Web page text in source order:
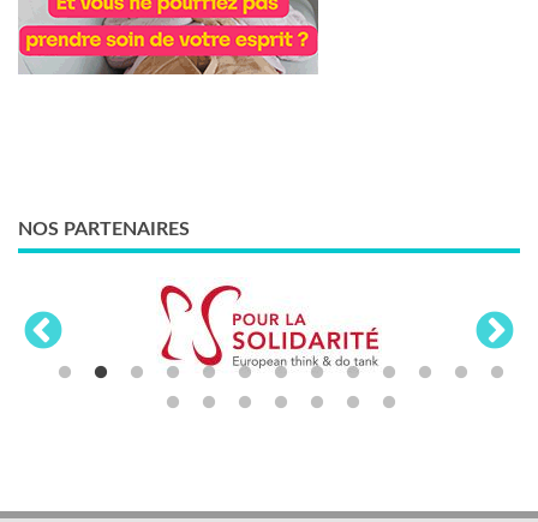
NOS PARTENAIRES